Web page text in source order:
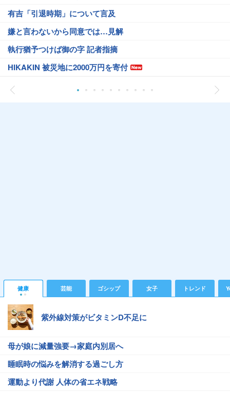
有吉「引退時期」について言及
嫌と言わないから同意では…見解
執行猶予つけば御の字 記者指摘
HIKAKIN 被災地に2000万円を寄付
健康 芸能 ゴシップ 女子 トレンド
紫外線対策がビタミンD不足に
母が娘に減量強要→家庭内別居へ
睡眠時の悩みを解消する過ごし方
運動より代謝 人体の省エネ戦略